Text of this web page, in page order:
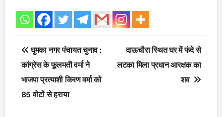
Post
navigation
घुमका नगर पंचायत चुनाव :
कांग्रेस के फूलमती वर्मा ने
भाजपा प्रत्याशी किरण वर्मा को
85 वोटों से हराया
दाऊचौरा स्थित घर में फंदे से
लटका मिला प्रधान आरक्षक का
शव